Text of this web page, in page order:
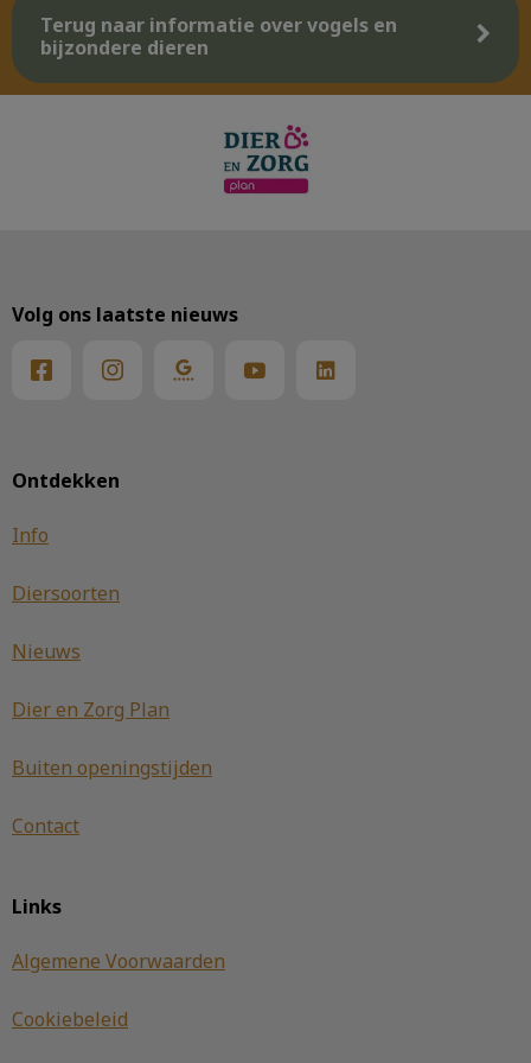
Terug naar informatie over vogels en
bijzondere dieren
Ontdekken
Info
Diersoorten
Nieuws
Dier en Zorg Plan
Buiten openingstijden
Contact
Links
Algemene Voorwaarden
Cookiebeleid
Volg ons laatste nieuws